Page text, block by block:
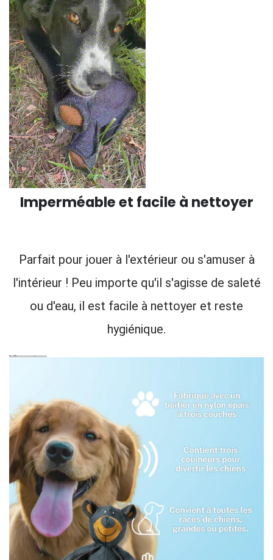
Imperméable et facile à nettoyer
Parfait pour jouer à l'extérieur ou s'amuser à
l'intérieur ! Peu importe qu'il s'agisse de saleté
ou d'eau, il est facile à nettoyer et reste
hygiénique.